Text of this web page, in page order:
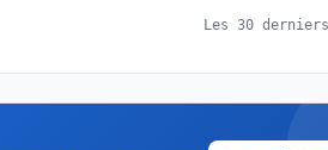
Les 30